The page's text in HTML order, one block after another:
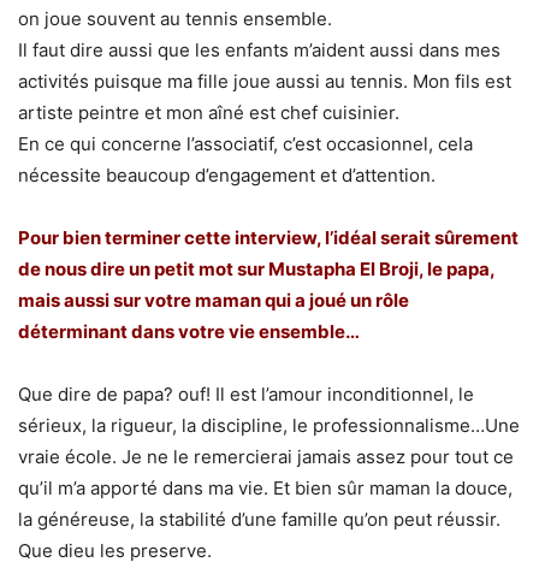
on joue souvent au tennis ensemble.
Il faut dire aussi que les enfants m’aident aussi dans mes
activités puisque ma fille joue aussi au tennis. Mon fils est
artiste peintre et mon aîné est chef cuisinier.
En ce qui concerne l’associatif, c’est occasionnel, cela
nécessite beaucoup d’engagement et d’attention.
Pour bien terminer cette interview, l’idéal serait sûrement
de nous dire un petit mot sur Mustapha El Broji, le papa,
mais aussi sur votre maman qui a joué un rôle
déterminant dans votre vie ensemble…
Que dire de papa? ouf! Il est l’amour inconditionnel, le
sérieux, la rigueur, la discipline, le professionnalisme…Une
vraie école. Je ne le remercierai jamais assez pour tout ce
qu’il m’a apporté dans ma vie. Et bien sûr maman la douce,
la généreuse, la stabilité d’une famille qu’on peut réussir.
Que dieu les preserve.